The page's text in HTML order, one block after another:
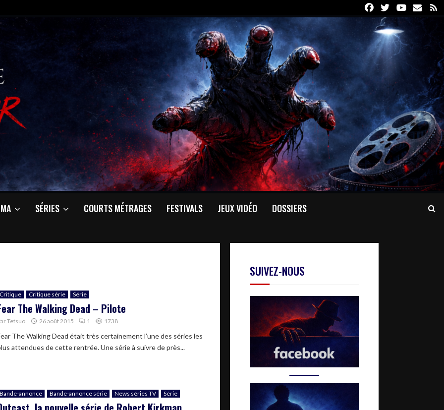
FacebookTwitterYoutube
Email
SÉRIES COURTS MÉTRAGES FESTIVALS JEUX VIDÉO DOSSIERS
Critique Critique série Série
The Walking Dead – Pilote
Tetsuo 26 août 2015 1 1738
The Walking Dead était très certainement l’une des séries les
attendues de cette rentrée. Une série à suivre de près...
Bande-annonce Bande-annonce série News séries TV Série
SUIVEZ-NOUS